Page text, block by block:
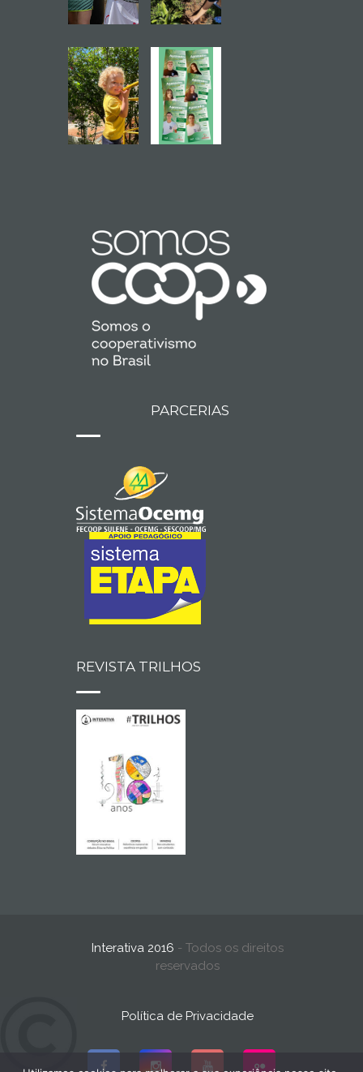
PARCERIAS
REVISTA TRILHOS
Interativa 2016 - Todos os direitos
reservados
Política de Privacidade